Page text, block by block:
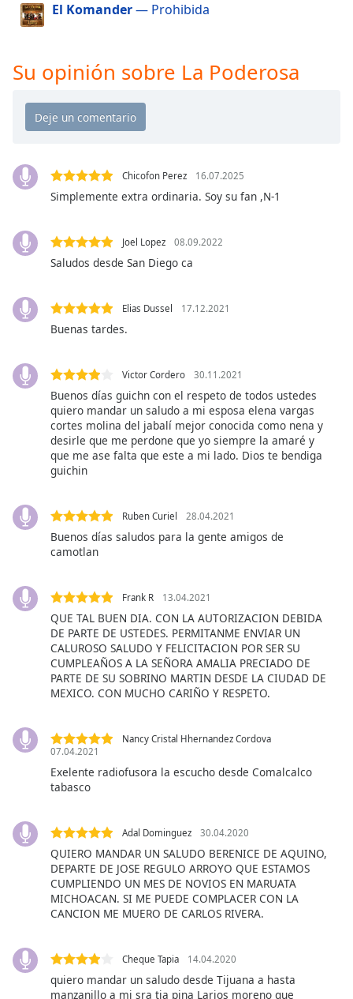
cancel
close
the
window.
Text
Background
Opacity
Caption
Area
Background
Font
Size
Edge
Style
Done
dialog
El Komander— Prohibida
Su opinión sobre La Poderosa
Chicofon Perez 16.07.2025
Simplemente extra ordinaria. Soy su fan ,N-1
Joel Lopez 08.09.2022
Saludos desde San Diego ca
Elias Dussel 17.12.2021
Buenas tardes.
Victor Cordero 30.11.2021
Buenos días guichn con el respeto de todos ustedes
quiero mandar un saludo a mi esposa elena vargas
cortes molina del jabalí mejor conocida como nena y
desirle que me perdone que yo siempre la amaré y
que me ase falta que este a mi lado. Dios te bendiga
guichin
Ruben Curiel 28.04.2021
Buenos días saludos para la gente amigos de
camotlan
Frank R 13.04.2021
QUE TAL BUEN DIA. CON LA AUTORIZACION DEBIDA
DE PARTE DE USTEDES. PERMITANME ENVIAR UN
CALUROSO SALUDO Y FELICITACION POR SER SU
CUMPLEAÑOS A LA SEÑORA AMALIA PRECIADO DE
PARTE DE SU SOBRINO MARTIN DESDE LA CIUDAD DE
MEXICO. CON MUCHO CARIÑO Y RESPETO.
Nancy Cristal Hhernandez Cordova
07.04.2021
Exelente radiofusora la escucho desde Comalcalco
tabasco
Adal Dominguez 30.04.2020
QUIERO MANDAR UN SALUDO BERENICE DE AQUINO,
DEPARTE DE JOSE REGULO ARROYO QUE ESTAMOS
CUMPLIENDO UN MES DE NOVIOS EN MARUATA
MICHOACAN. SI ME PUEDE COMPLACER CON LA
CANCION ME MUERO DE CARLOS RIVERA.
Cheque Tapia 14.04.2020
quiero mandar un saludo desde Tijuana a hasta
manzanillo a mi sra tia pina Larios moreno que